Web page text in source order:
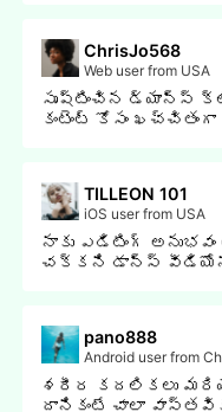
ChrisJo568
Web user from USA
సృష్టించిన డ్యాన్స్
కంటెంట్ కోసం
TILLEON 101
iOS user from USA
నాకు ఎడిటింగ్
చక్కని డాన్స్ వీడియోను
pano888
Android user from
శరీర కదలికలు
దానికంటే చాలా